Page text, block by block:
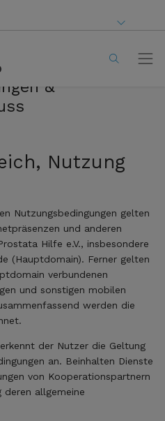
&
Nutzung
Nutzungsbedingungen gelten
und anderen
Hilfe e.V., insbesondere
(Hauptdomain). Ferner gelten
verbundenen
und sonstigen mobilen
werden die
der Nutzer die Geltung
an. Beinhalten Dienste
von Kooperationspartnern
allgemeine